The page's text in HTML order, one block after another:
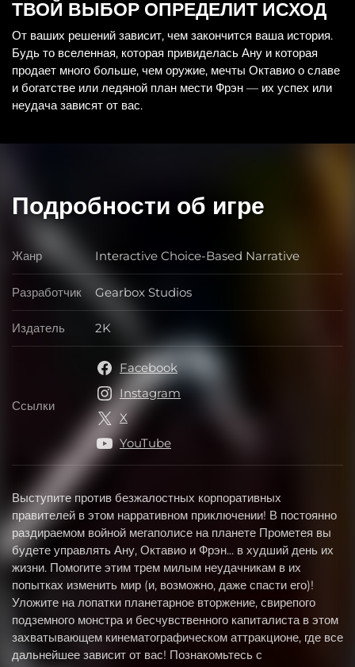
ТВОЙ ВЫБОР ОПРЕДЕЛИТ ИСХОД
От ваших решений зависит, чем закончится ваша история.
Будь то вселенная, которая привиделась Ану и которая
продает много больше, чем оружие, мечты Октавио о славе
и богатстве или ледяной план мести Фрэн — их успех или
неудача зависят от вас.
Подробности об игре
Выступите против безжалостных корпоративных
правителей в этом нарративном приключении! В постоянно
раздираемом войной мегаполисе на планете Прометея вы
будете управлять Ану, Октавио и Фрэн... в худший день их
жизни. Помогите этим трем милым неудачникам в их
попытках изменить мир (и, возможно, даже спасти его)!
Уложите на лопатки планетарное вторжение, свирепого
подземного монстра и бесчувственного капиталиста в этом
захватывающем кинематографическом аттракционе, где все
дальнейшее зависит от вас! Познакомьтесь с
Жанр Жанр
Interactive Choice-Based Narrative
Разработчик Разработчик
Gearbox Studios
Издатель Издатель
2K
Ссылки Ссылки
Facebook
Instagram
X
YouTube